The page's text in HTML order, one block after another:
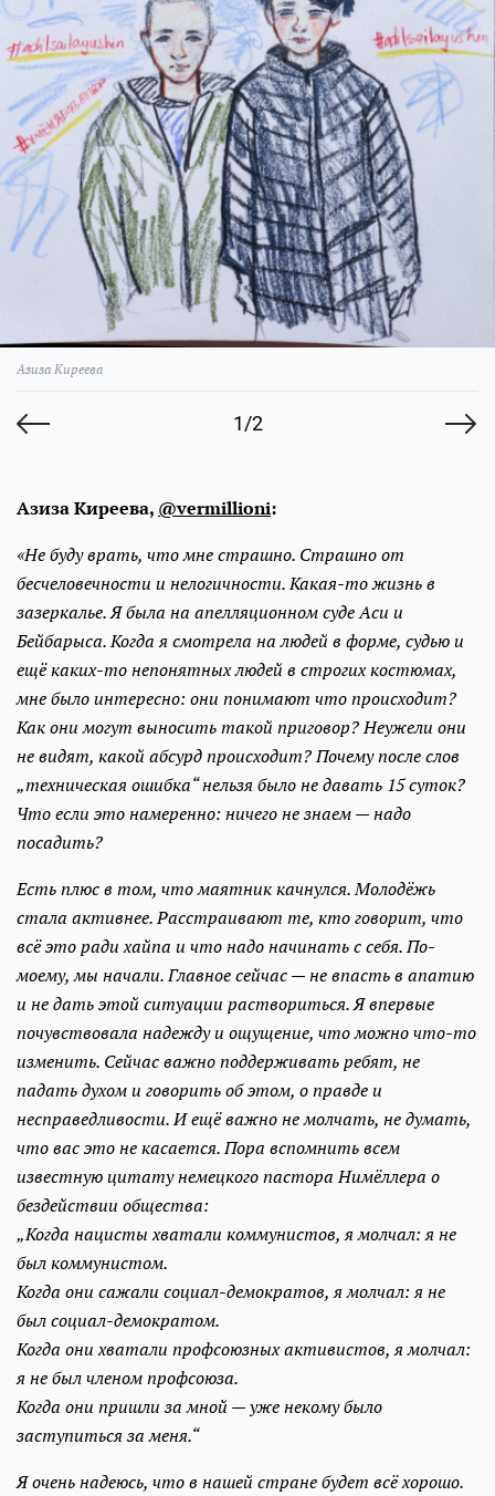
1/2
Азиза Киреева
Азиза Киреева, @vermillioni:
«Не буду врать, что мне страшно. Страшно от
бесчеловечности и нелогичности. Какая-то жизнь в
зазеркалье. Я была на апелляционном суде Аси и
Бейбарыса. Когда я смотрела на людей в форме, судью и
ещё каких-то непонятных людей в строгих костюмах,
мне было интересно: они понимают что происходит?
Как они могут выносить такой приговор? Неужели они
не видят, какой абсурд происходит? Почему после слов
„техническая ошибка“ нельзя было не давать 15 суток?
Что если это намеренно: ничего не знаем — надо
посадить?
Есть плюс в том, что маятник качнулся. Молодёжь
стала активнее. Расстраивают те, кто говорит, что
всё это ради хайпа и что надо начинать с себя. По-
моему, мы начали. Главное сейчас — не впасть в апатию
и не дать этой ситуации раствориться. Я впервые
почувствовала надежду и ощущение, что можно что-то
изменить. Сейчас важно поддерживать ребят, не
падать духом и говорить об этом, о правде и
несправедливости. И ещё важно не молчать, не думать,
что вас это не касается. Пора вспомнить всем
известную цитату немецкого пастора Нимёллера о
бездействии общества:
„Когда нацисты хватали коммунистов, я молчал: я не
был коммунистом.
Когда они сажали социал-демократов, я молчал: я не
был социал-демократом.
Когда они хватали профсоюзных активистов, я молчал:
я не был членом профсоюза.
Когда они пришли за мной — уже некому было
заступиться за меня.“
Я очень надеюсь, что в нашей стране будет всё хорошо.